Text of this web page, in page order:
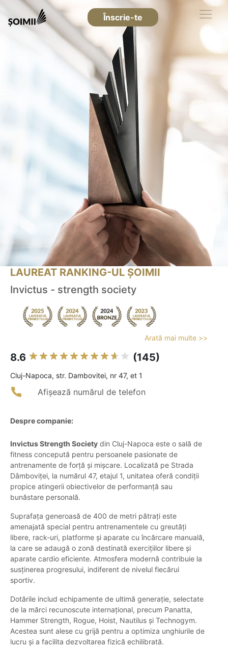
Înscrie-te
LAUREAT RANKING-UL ȘOIMII
Invictus - strength society
Arată mai multe >>
8.6 (145)
Cluj-Napoca, str. Dambovitei, nr 47, et 1
Afișează numărul de telefon
Despre companie:
Invictus Strength Society din Cluj-Napoca este o sală de
fitness concepută pentru persoanele pasionate de
antrenamente de forță și mișcare. Localizată pe Strada
Dâmboviței, la numărul 47, etajul 1, unitatea oferă condiții
propice atingerii obiectivelor de performanță sau
bunăstare personală.
Suprafața generoasă de 400 de metri pătrați este
amenajată special pentru antrenamentele cu greutăți
libere, rack-uri, platforme și aparate cu încărcare manuală,
la care se adaugă o zonă destinată exercițiilor libere și
aparate cardio eficiente. Atmosfera modernă contribuie la
susținerea progresului, indiferent de nivelul fiecărui
sportiv.
Dotările includ echipamente de ultimă generație, selectate
de la mărci recunoscute internațional, precum Panatta,
Hammer Strength, Rogue, Hoist, Nautilus și Technogym.
Acestea sunt alese cu grijă pentru a optimiza unghiurile de
lucru și a facilita dezvoltarea fizică echilibrată.